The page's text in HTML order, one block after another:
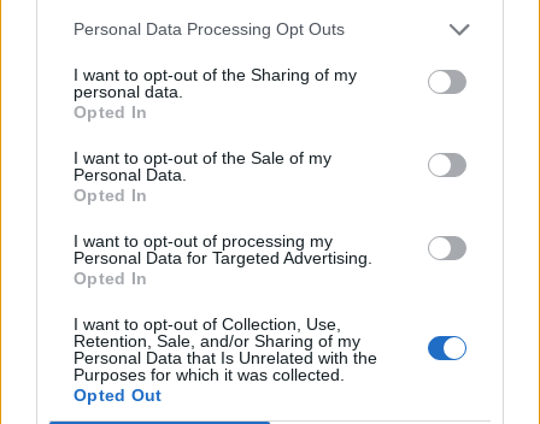
Personal Data Processing Opt Outs
I want to opt-out of the Sharing of my
personal data.
Opted In
I want to opt-out of the Sale of my
Personal Data.
Opted In
I want to opt-out of processing my
Personal Data for Targeted Advertising.
Opted In
I want to opt-out of Collection, Use,
Retention, Sale, and/or Sharing of my
Personal Data that Is Unrelated with the
Purposes for which it was collected.
Opted Out
P5X: Guida all'uso di Hatsune Miku
29/06/2026